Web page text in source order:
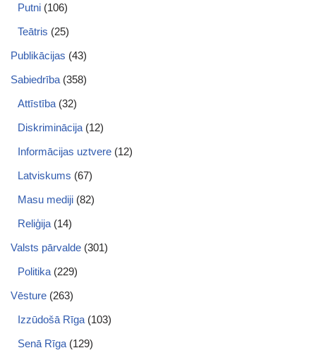
Putni (106)
Teātris (25)
Publikācijas (43)
Sabiedrība (358)
Attīstība (32)
Diskriminācija (12)
Informācijas uztvere (12)
Latviskums (67)
Masu mediji (82)
Reliģija (14)
Valsts pārvalde (301)
Politika (229)
Vēsture (263)
Izzūdošā Rīga (103)
Senā Rīga (129)